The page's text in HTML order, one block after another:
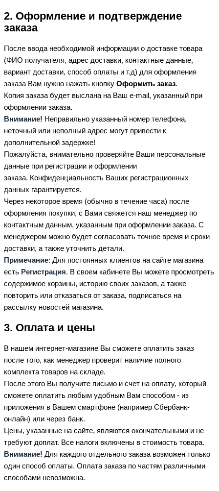
2. Оформление и подтверждение
заказа
После ввода необходимой информации о доставке товара
(ФИО получателя, адрес доставки, контактные данные,
вариант доставки, способ оплаты и т.д) для оформления
заказа Вам нужно нажать кнопку Оформить заказ.
Копия заказа будет выслана на Ваш e-mail, указанный при
оформлении заказа.
Внимание! Неправильно указанный номер телефона,
неточный или неполный адрес могут привести к
дополнительной задержке!
Пожалуйста, внимательно проверяйте Ваши персональные
данные при регистрации и оформлении
заказа. Конфиденциальность Ваших регистрационных
данных гарантируется.
Через некоторое время (обычно в течение часа) после
оформления покупки, с Вами свяжется наш менеджер по
контактным данным, указанным при оформлении заказа. С
менеджером можно будет согласовать точное время и сроки
доставки, а также уточнить детали.
Примечание: Для постоянных клиентов на сайте магазина
есть Регистрация. В своем кабинете Вы можете просмотреть
содержимое корзины, историю своих заказов, а также
повторить или отказаться от заказа, подписаться на
рассылку новостей магазина.
3. Оплата и цены
В нашем интернет-магазине Вы сможете оплатить заказ
после того, как менеджер проверит наличие полного
комплекта товаров на складе.
После этого Вы получите письмо и счет на оплату, который
сможете оплатить любым удобным Вам способом - из
приложения в Вашем смартфоне (например Сбербанк-
онлайн) или через банк.
Цены, указанные на сайте, являются окончательными и не
требуют доплат. Все налоги включены в стоимость товара.
Внимание! Для каждого отдельного заказа возможен только
один способ оплаты. Оплата заказа по частям различными
способами невозможна.